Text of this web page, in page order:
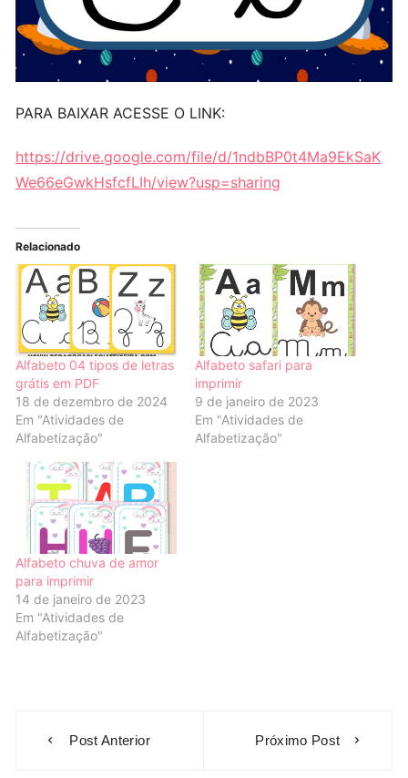
PARA BAIXAR ACESSE O LINK:
https://drive.google.com/file/d/1ndbBP0t4Ma9EkSaK
We66eGwkHsfcfLIh/view?usp=sharing
Relacionado
Alfabeto 04 tipos de letras
grátis em PDF
18 de dezembro de 2024
Em "Atividades de
Alfabetização"
Alfabeto safari para
imprimir
9 de janeiro de 2023
Em "Atividades de
Alfabetização"
Alfabeto chuva de amor
para imprimir
14 de janeiro de 2023
Em "Atividades de
Alfabetização"
Post Anterior Próximo Post